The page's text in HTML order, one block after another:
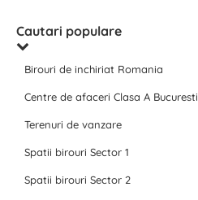
Cautari populare
Birouri de inchiriat Romania
Centre de afaceri Clasa A Bucuresti
Terenuri de vanzare
Spatii birouri Sector 1
Spatii birouri Sector 2